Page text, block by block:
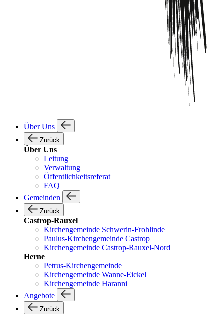
Über Uns
Zurück
Über Uns
Leitung
Verwaltung
Öffentlichkeitsreferat
FAQ
Gemeinden
Zurück
Castrop-Rauxel
Kirchengemeinde Schwerin-Frohlinde
Paulus-Kirchengemeinde Castrop
Kirchengemeinde Castrop-Rauxel-Nord
Herne
Petrus-Kirchengemeinde
Kirchengemeinde Wanne-Eickel
Kirchengemeinde Haranni
Angebote
Zurück